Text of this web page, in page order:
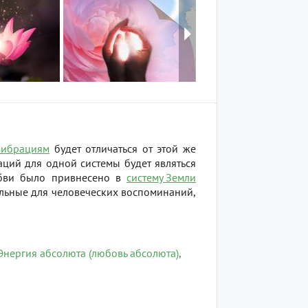
будет отличаться от этой же
для одной системы будет являться
было привнесено в систему Земли
для человеческих воспоминаний,
абсолюта (любовь абсолюта)